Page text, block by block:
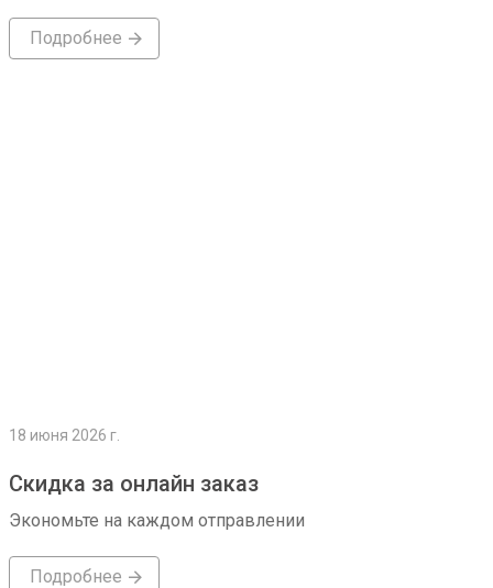
Подробнее
18 июня 2026 г.
Скидка за онлайн заказ
Экономьте на каждом отправлении
Подробнее